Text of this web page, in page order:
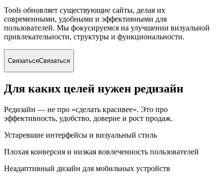
Tools обновляет существующие сайты, делая их
современными, удобными и эффективными для
пользователей. Мы фокусируемся на улучшении визуальной
привлекательности, структуры и функциональности.
СвязатьсяСвязаться
Для каких целей нужен редизайн
Редизайн — не про «сделать красивее». Это про
эффективность, удобство, доверие и рост продаж.
Устаревшие интерфейсы и визуальный стиль
Плохая конверсия и низкая вовлеченность пользователей
Неадаптивный дизайн для мобильных устройств